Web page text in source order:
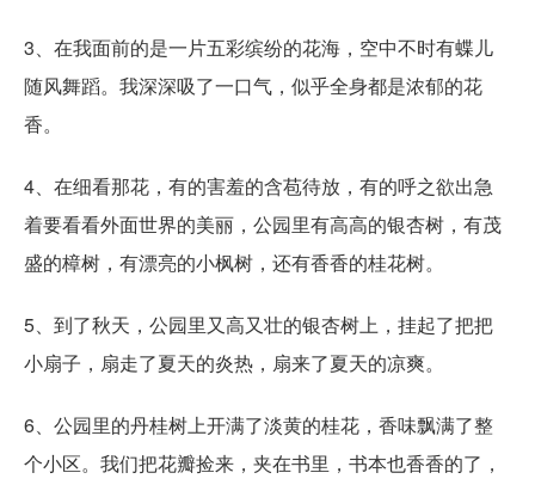
3、在我面前的是一片五彩缤纷的花海，空中不时有蝶儿
随风舞蹈。我深深吸了一口气，似乎全身都是浓郁的花
香。
4、在细看那花，有的害羞的含苞待放，有的呼之欲出急
着要看看外面世界的美丽，公园里有高高的银杏树，有茂
盛的樟树，有漂亮的小枫树，还有香香的桂花树。
5、到了秋天，公园里又高又壮的银杏树上，挂起了把把
小扇子，扇走了夏天的炎热，扇来了夏天的凉爽。
6、公园里的丹桂树上开满了淡黄的桂花，香味飘满了整
个小区。我们把花瓣捡来，夹在书里，书本也香香的了，